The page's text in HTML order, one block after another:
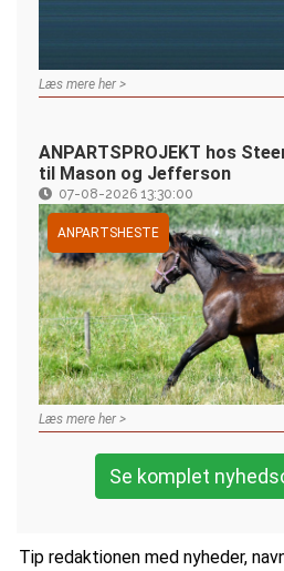
Læs mere her >
ANPARTSPROJEKT hos
til Mason og Jefferson
07-08-2026 13:30:00
ANPARTSHESTE
Læs mere her >
Se komplet
Tip redaktionen med nyheder,